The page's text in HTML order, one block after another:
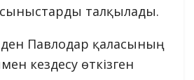
талқылады.
Павлодар қаласының
кездесу өткізген